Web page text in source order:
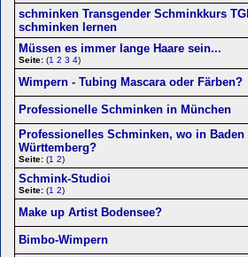
schminken Transgender Schminkkurs
schminken lernen
Müssen es immer lange Haare sein...
Seite: (1 2 3 4)
Wimpern - Tubing Mascara oder Färben?
Professionelle Schminken in München
Professionelles Schminken, wo in Baden
Württemberg?
Seite: (1 2)
Schmink-Studioi
Seite: (1 2)
Make up Artist Bodensee?
Bimbo-Wimpern